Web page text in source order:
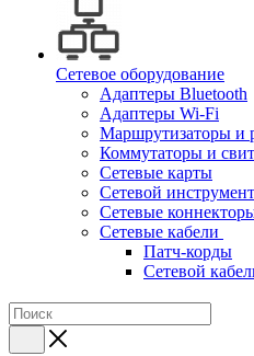
Сетевое оборудование
Адаптеры Bluetooth
Адаптеры Wi-Fi
Маршрутизаторы и
Коммутаторы и
Сетевые карты
Сетевой инструмент
Сетевые
Сетевые кабели
Патч-корды
Сетевой